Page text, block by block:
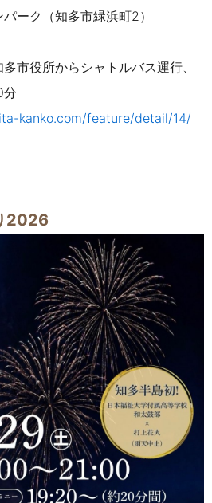
ーク（知多市緑浜町2）
市役所からシャトルバス運行、
分
kanko.com/feature/detail/14/
2026